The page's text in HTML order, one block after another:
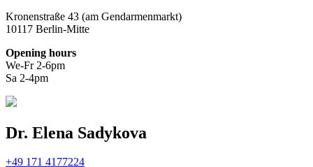
Kronenstraße 43 (am Gendarmenmarkt)
10117 Berlin-Mitte
Opening hours
We-Fr 2-6pm
Sa 2-4pm
Dr. Elena Sadykova
+49 171 4177224